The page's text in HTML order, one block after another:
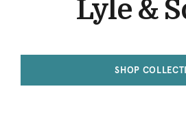
Lyle &
SHOP